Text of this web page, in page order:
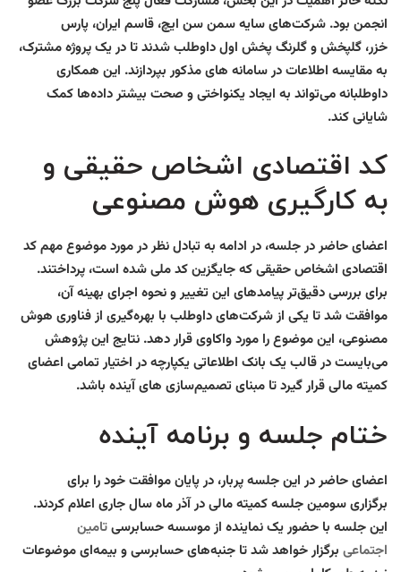
انجمن بود. شرکت‌های سایه سمن سن ایچ، قاسم ایران، پارس
خزر، گلپخش و گلرنگ پخش اول داوطلب شدند تا در یک پروژه مشترک،
به مقایسه اطلاعات در سامانه های مذکور بپردازند. این همکاری
داوطلبانه می‌تواند به ایجاد یکنواختی و صحت بیشتر داده‌ها کمک
شایانی کند.
کد اقتصادی اشخاص حقیقی و
به کارگیری هوش مصنوعی
اعضای حاضر در جلسه، در ادامه به تبادل نظر در مورد موضوع مهم کد
اقتصادی اشخاص حقیقی که جایگزین کد ملی شده است، پرداختند.
برای بررسی دقیق‌تر پیامدهای این تغییر و نحوه اجرای بهینه آن،
موافقت شد تا یکی از شرکت‌های داوطلب با بهره‌گیری از فناوری هوش
مصنوعی، این موضوع را مورد واکاوی قرار دهد. نتایج این پژوهش
می‌بایست در قالب یک بانک اطلاعاتی یکپارچه در اختیار تمامی اعضای
کمیته مالی قرار گیرد تا مبنای تصمیم‌سازی های آینده باشد.
ختام جلسه و برنامه آینده
اعضای حاضر در این جلسه پربار، در پایان موافقت خود را برای
برگزاری سومین جلسه کمیته مالی در آذر ماه سال جاری اعلام کردند.
این جلسه با حضور یک نماینده از موسسه حسابرسیتامین
اجتماعی برگزار خواهد شد تا جنبه‌های حسابرسی و بیمه‌ای موضوعات